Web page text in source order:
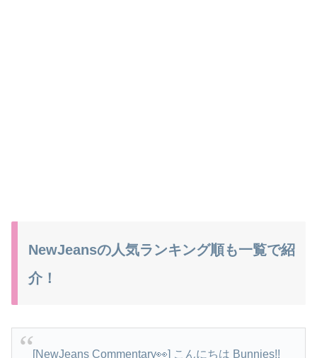
NewJeansの人気ランキング順も一覧で紹
介！
[NewJeans Commentary👀] こんにちは Bunnies!!